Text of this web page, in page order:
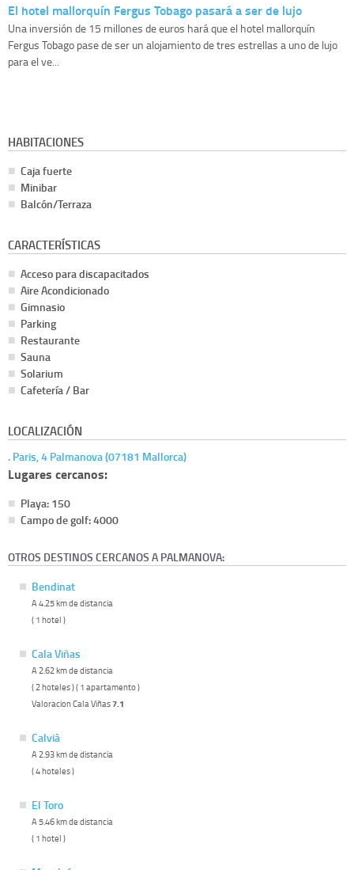
El hotel mallorquín Fergus Tobago pasará a ser de lujo
Una inversión de 15 millones de euros hará que el hotel mallorquín
Fergus Tobago pase de ser un alojamiento de tres estrellas a uno de lujo
para el ve...
HABITACIONES
Caja fuerte
Minibar
Balcón/Terraza
CARACTERÍSTICAS
Acceso para discapacitados
Aire Acondicionado
Gimnasio
Parking
Restaurante
Sauna
Solarium
Cafetería / Bar
LOCALIZACIÓN
. Paris, 4 Palmanova (07181 Mallorca)
Lugares cercanos:
Playa: 150
Campo de golf: 4000
OTROS DESTINOS CERCANOS A PALMANOVA:
Bendinat
A 4.25 km de distancia
( 1 hotel )
Cala Viñas
A 2.62 km de distancia
( 2 hoteles ) ( 1 apartamento )
Valoracion Cala Viñas7.1
Calvià
A 2.93 km de distancia
( 4 hoteles )
El Toro
A 5.46 km de distancia
( 1 hotel )